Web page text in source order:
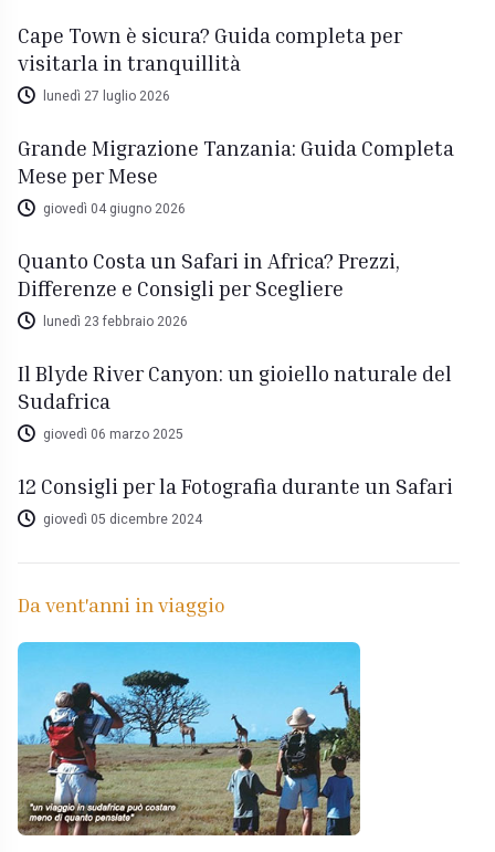
Cape Town è sicura? Guida completa per
visitarla in tranquillità
lunedì 27 luglio 2026
Grande Migrazione Tanzania: Guida Completa
Mese per Mese
giovedì 04 giugno 2026
Quanto Costa un Safari in Africa? Prezzi,
Differenze e Consigli per Scegliere
lunedì 23 febbraio 2026
Il Blyde River Canyon: un gioiello naturale del
Sudafrica
giovedì 06 marzo 2025
12 Consigli per la Fotografia durante un Safari
giovedì 05 dicembre 2024
Da vent'anni in viaggio